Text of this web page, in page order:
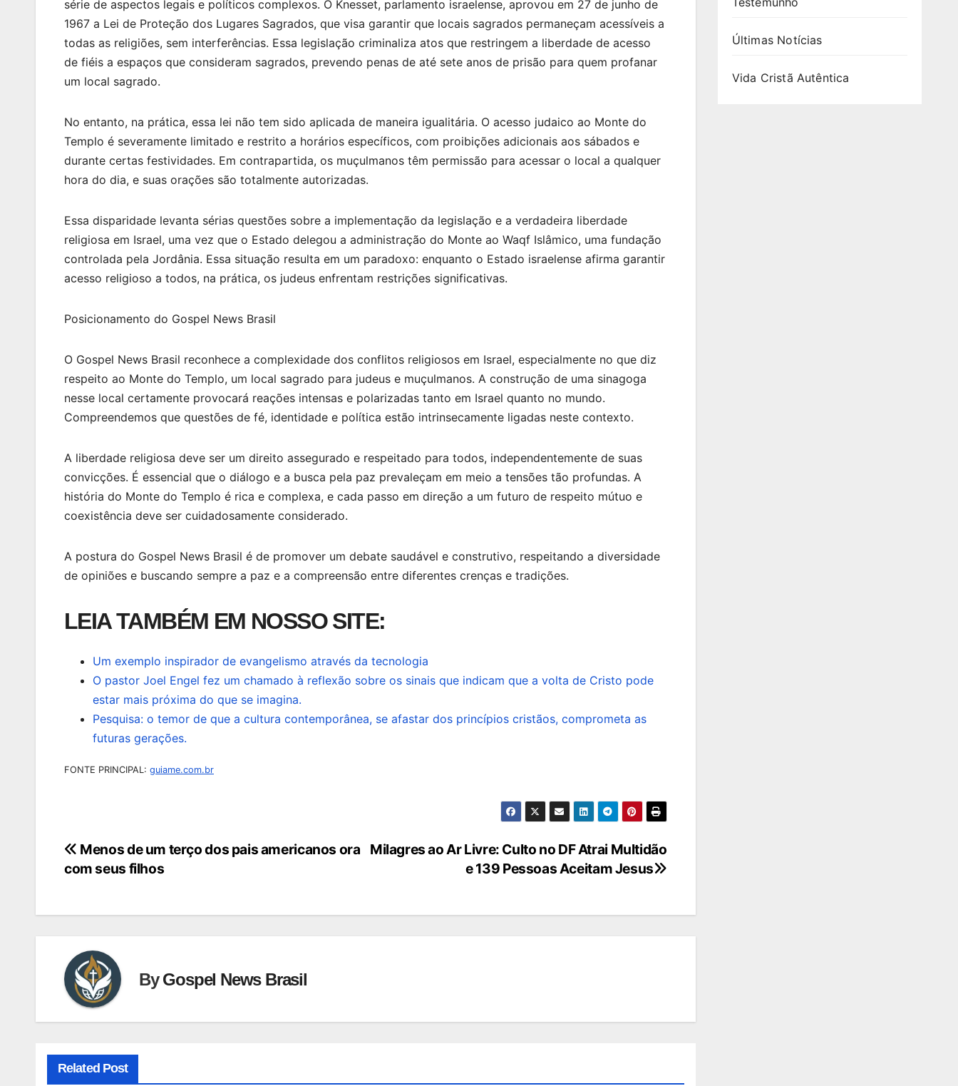
série de aspectos legais e políticos complexos. O Knesset, parlamento israelense, aprovou em 27 de junho de
1967 a Lei de Proteção dos Lugares Sagrados, que visa garantir que locais sagrados permaneçam acessíveis a
todas as religiões, sem interferências. Essa legislação criminaliza atos que restringem a liberdade de acesso
de fiéis a espaços que consideram sagrados, prevendo penas de até sete anos de prisão para quem profanar
um local sagrado.
No entanto, na prática, essa lei não tem sido aplicada de maneira igualitária. O acesso judaico ao Monte do
Templo é severamente limitado e restrito a horários específicos, com proibições adicionais aos sábados e
durante certas festividades. Em contrapartida, os muçulmanos têm permissão para acessar o local a qualquer
hora do dia, e suas orações são totalmente autorizadas.
Essa disparidade levanta sérias questões sobre a implementação da legislação e a verdadeira liberdade
religiosa em Israel, uma vez que o Estado delegou a administração do Monte ao Waqf Islâmico, uma fundação
controlada pela Jordânia. Essa situação resulta em um paradoxo: enquanto o Estado israelense afirma garantir
acesso religioso a todos, na prática, os judeus enfrentam restrições significativas.
Posicionamento do Gospel News Brasil
O Gospel News Brasil reconhece a complexidade dos conflitos religiosos em Israel, especialmente no que diz
respeito ao Monte do Templo, um local sagrado para judeus e muçulmanos. A construção de uma sinagoga
nesse local certamente provocará reações intensas e polarizadas tanto em Israel quanto no mundo.
Compreendemos que questões de fé, identidade e política estão intrinsecamente ligadas neste contexto.
A liberdade religiosa deve ser um direito assegurado e respeitado para todos, independentemente de suas
convicções. É essencial que o diálogo e a busca pela paz prevaleçam em meio a tensões tão profundas. A
história do Monte do Templo é rica e complexa, e cada passo em direção a um futuro de respeito mútuo e
coexistência deve ser cuidadosamente considerado.
A postura do Gospel News Brasil é de promover um debate saudável e construtivo, respeitando a diversidade
de opiniões e buscando sempre a paz e a compreensão entre diferentes crenças e tradições.
LEIA TAMBÉM EM NOSSO SITE:
Um exemplo inspirador de evangelismo através da tecnologia
O pastor Joel Engel fez um chamado à reflexão sobre os sinais que indicam que a volta de Cristo pode
estar mais próxima do que se imagina.
Pesquisa: o temor de que a cultura contemporânea, se afastar dos princípios cristãos, comprometa as
futuras gerações.
FONTE PRINCIPAL: guiame.com.br
Navegação
Post
Milagres ao Ar Livre: Culto no DF Atrai Multidão
e 139 Pessoas Aceitam Jesus
Menos de um terço dos pais americanos ora
com seus filhos
ByGospel News Brasil
Related Post
Últimas Notícias
Vida Cristã Autêntica